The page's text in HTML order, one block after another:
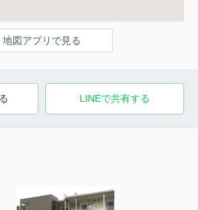
地図アプリで見る
LINEで共有する